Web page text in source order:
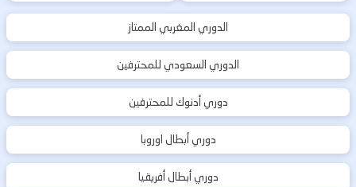
الدوري المغربي الممتاز
الدوري السعودي للمحترفين
دوري أدنوك للمحترفين
دوري أبطال اوروبا
دوري أبطال أفريقيا